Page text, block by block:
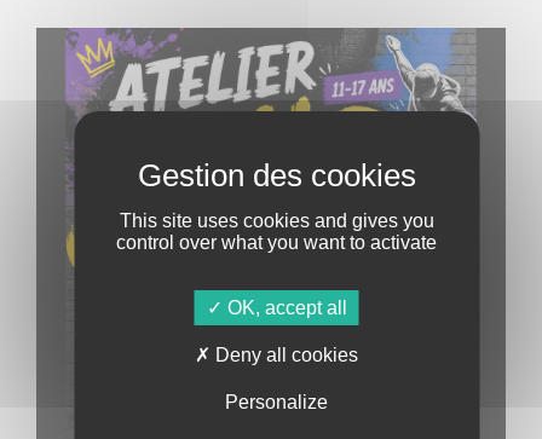
This site uses cookies and gives you
control over what you want to activate
OK, accept all
Deny all cookies
Personalize